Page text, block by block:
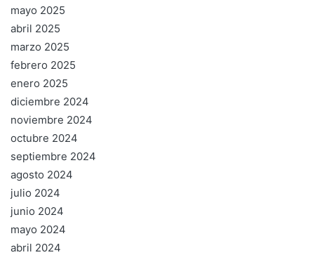
mayo 2025
abril 2025
marzo 2025
febrero 2025
enero 2025
diciembre 2024
noviembre 2024
octubre 2024
septiembre 2024
agosto 2024
julio 2024
junio 2024
mayo 2024
abril 2024